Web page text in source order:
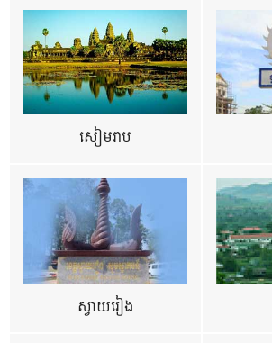
សៀមរាប
ស្វាយរៀង